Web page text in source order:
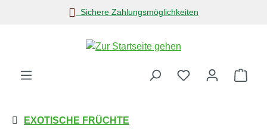
Zum Hauptinhalt springenSichere Zahlungsmöglichkeiten
EXOTISCHE FRÜCHTE